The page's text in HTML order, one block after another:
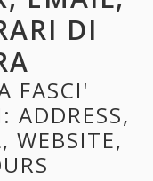
DI
FASCI'
ADDRESS,
WEBSITE,